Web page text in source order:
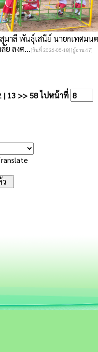
มาลี พันธุ์เสนีย์ นายกเทศมน
ย ลงต...[วันที่ 2026-05-18][ผู้อ่าน 47]
| 13 >> 58ไปหน้าที่